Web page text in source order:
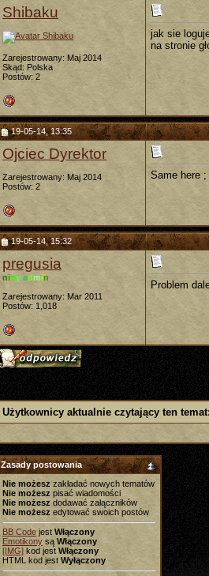
Shibaku
Zarejestrowany: Maj 2014
Skąd: Polska
Postów: 2
jak sie
na stronie
19-05-14, 13:35
Ojciec Dyrektor
Zarejestrowany: Maj 2014
Postów: 2
Same here ;
19-05-14, 15:32
pregusia
niby admin
Zarejestrowany: Mar 2011
Postów: 1,018
Problem
Użytkownicy aktualnie czytający ten
Zasady postowania
Nie możesz zakładać nowych tematów
Nie możesz pisać wiadomości
Nie możesz dodawać załączników
Nie możesz edytować swoich postów
BB Code jest Włączony
Emotikony są Włączony
[IMG] kod jest Włączony
HTML kod jest Wyłączony